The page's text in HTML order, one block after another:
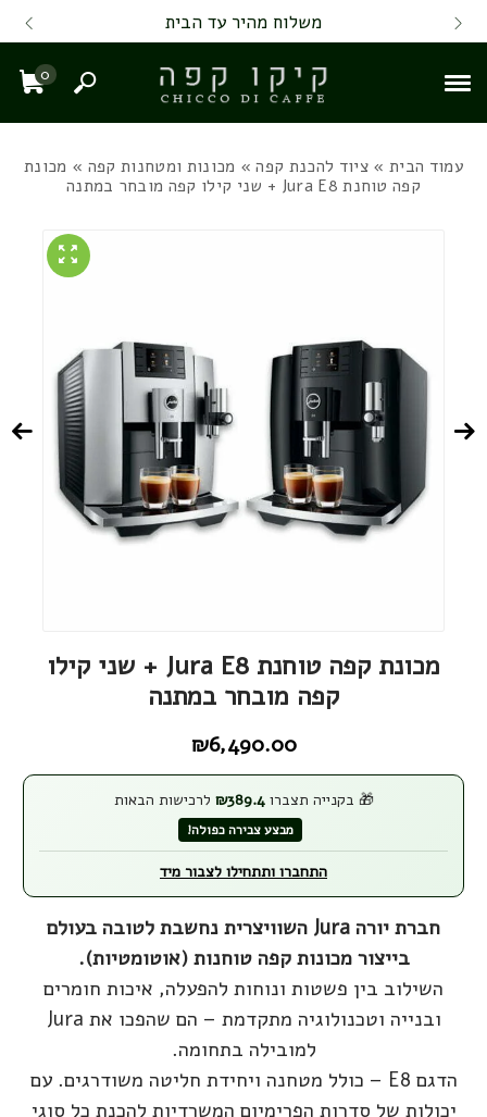
Skip to Content
Contact Us משלוח מהיר עד הבית
0
חיפוש
עמוד הבית » ציוד להכנת קפה» מכונות ומטחנות קפה » מכונת
קפה טוחנת Jura E8 + שני קילו קפה מובחר במתנה
מכונת קפה טוחנת Jura E8 + שני קילו
קפה מובחר במתנה
₪6,490.00
🎁 בקנייה תצברו ₪389.4 לרכישות הבאות
מבצע צבירה כפולה!
התחברו ותתחילו לצבור מיד
חברת יורה Jura השוויצרית נחשבת לטובה בעולם
בייצור מכונות קפה טוחנות (אוטומטיות).
השילוב בין פשטות ונוחות להפעלה, איכות חומרים
ובנייה וטכנולוגיה מתקדמת – הם שהפכו את Jura
למובילה בתחומה.
הדגם E8 – כולל מטחנה ויחידת חליטה משודרגים. עם
יכולות של סדרות הפרימיום המשרדיות להכנת כל סוגי
Back top top